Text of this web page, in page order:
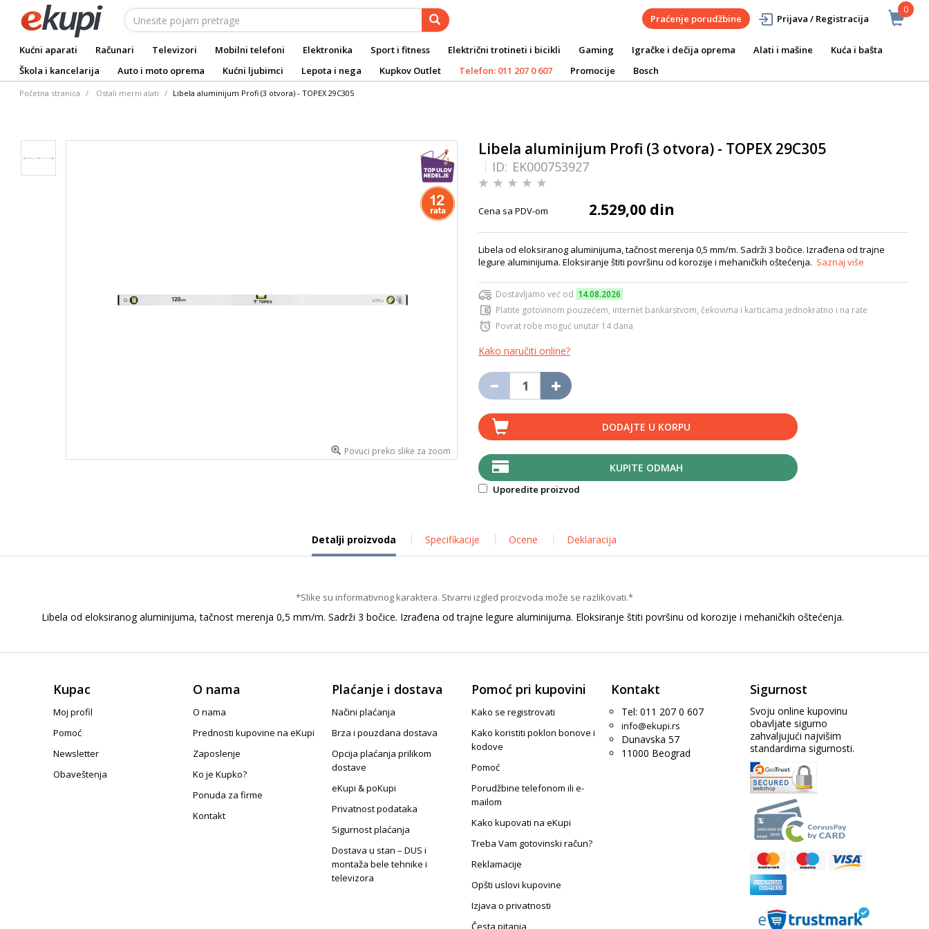
0
Praćenje porudžbine Prijava / Registracija
Kućni aparati Računari Televizori Mobilni telefoni Elektronika Sport i fitness Električni trotineti i bicikli Gaming Igračke i dečija oprema Alati i mašine
Kuća i bašta
Škola i kancelarija
Auto i moto oprema Kućni ljubimci Lepota i nega Kupkov Outlet Telefon: 011 207 0 607 Promocije Bosch
Početna stranica Ostali merni alati Libela aluminijum Profi (3 otvora) - TOPEX 29C305
Povuci preko slike za zoom
Libela aluminijum Profi (3 otvora) - TOPEX 29C305
ID: EK000753927
Cena sa PDV-om 2.529,00 din
Libela od eloksiranog aluminijuma, tačnost merenja 0,5 mm/m. Sadrži 3 bočice. Izrađena od trajne
legure aluminijuma. Eloksiranje štiti površinu od korozije i mehaničkih oštećenja. Saznaj više
Dostavljamo već od 14.08.2026
Platite gotovinom pouzećem, internet bankarstvom, čekovima i karticama jednokratno i na rate
Povrat robe moguć unutar 14 dana
Kako naručiti online?
DODAJTE U KORPU
KUPITE ODMAH
Uporedite proizvod
Detalji proizvoda Specifikacije Ocene Deklaracija
*Slike su informativnog karaktera. Stvarni izgled proizvoda može se razlikovati.*
Libela od eloksiranog aluminijuma, tačnost merenja 0,5 mm/m. Sadrži 3 bočice. Izrađena od trajne legure aluminijuma. Eloksiranje štiti površinu od korozije i mehaničkih oštećenja.
Kupac
Moj profil
Pomoć
Newsletter
Obaveštenja
O nama
O nama
Prednosti kupovine na eKupi
Zaposlenje
Ko je Kupko?
Ponuda za firme
Kontakt
Plaćanje i dostava
Načini plaćanja
Brza i pouzdana dostava
Opcija plaćanja prilikom
dostave
eKupi & poKupi
Privatnost podataka
Sigurnost plaćanja
Dostava u stan – DUS i
montaža bele tehnike i
televizora
Pomoć pri kupovini
Kako se registrovati
Kako koristiti poklon bonove i
kodove
Pomoć
Porudžbine telefonom ili e-
mailom
Kako kupovati na eKupi
Treba Vam gotovinski račun?
Reklamacije
Opšti uslovi kupovine
Izjava o privatnosti
Česta pitanja
Kontakt
Tel: 011 207 0 607
info@ekupi.rs
Dunavska 57
11000 Beograd
Sigurnost
Svoju online kupovinu
obavljate sigurno
zahvaljujući najvišim
standardima sigurnosti.